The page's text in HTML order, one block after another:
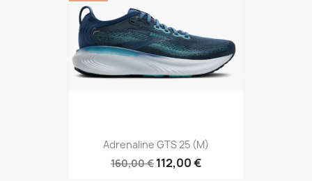
Adrenaline GTS 25 (M)
160,00 € 112,00 €